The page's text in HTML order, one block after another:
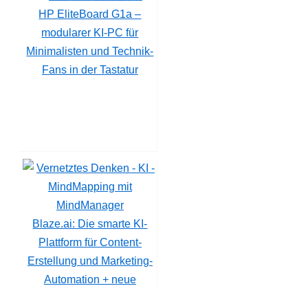
HP EliteBoard G1a –
modularer KI-PC für
Minimalisten und Technik-
Fans in der Tastatur
Blaze.ai: Die smarte KI-
Plattform für Content-
Erstellung und Marketing-
Automation + neue